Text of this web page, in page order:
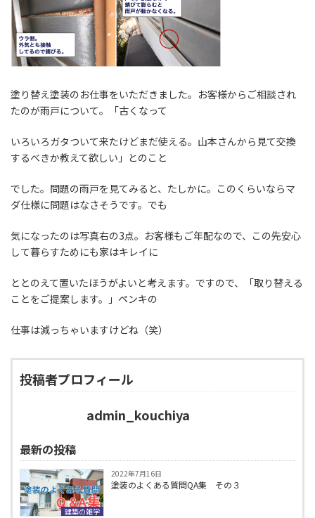
塗り替え塗装のお仕事をいただきました。お客様からご相談され
たのが雨戸について。「古くなって
いろいろガタついて来たけどまだ使える。山本さんから見て交換
するべきか教えて欲しい」とのこと
でした。問題の雨戸を見てみると、たしかに。このくらいならマ
ダ仕様に問題はなさそうです。でも
気になったのは写真右の3点。お客様もご年配なので、この先安心
して暮らすためにも家はキレイに
ととのえて置いたほうがよいと考えます。ですので、「取り替える
ことをご提案します。」ペンキの
仕事は減っちゃいますけどね（笑）
投稿者プロフィール
admin_kouchiya
最新の投稿
建築の雑学
2022年7月16日
塗装のよくある質問QA集 その３